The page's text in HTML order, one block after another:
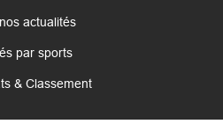
actualités
par sports
& Classement